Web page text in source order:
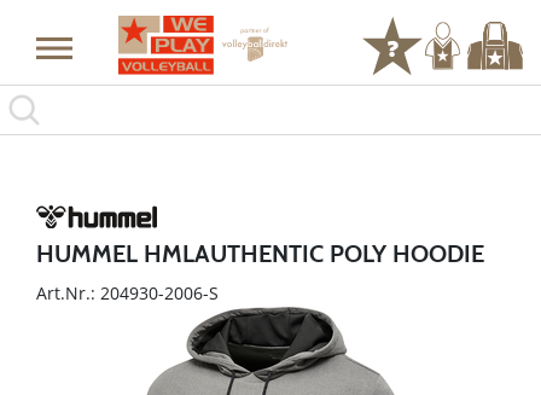
HUMMEL HMLAUTHENTIC POLY HOODIE
Art.Nr.: 204930-2006-S